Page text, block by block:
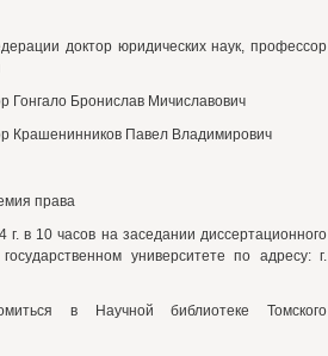
доктор юридических наук, профессор
Гонгало Бронислав Мичиславович
Крашенинников Павел Владимирович
права
в 10 часов на заседании диссертационного
университете по адресу: г.
в Научной библиотеке Томского